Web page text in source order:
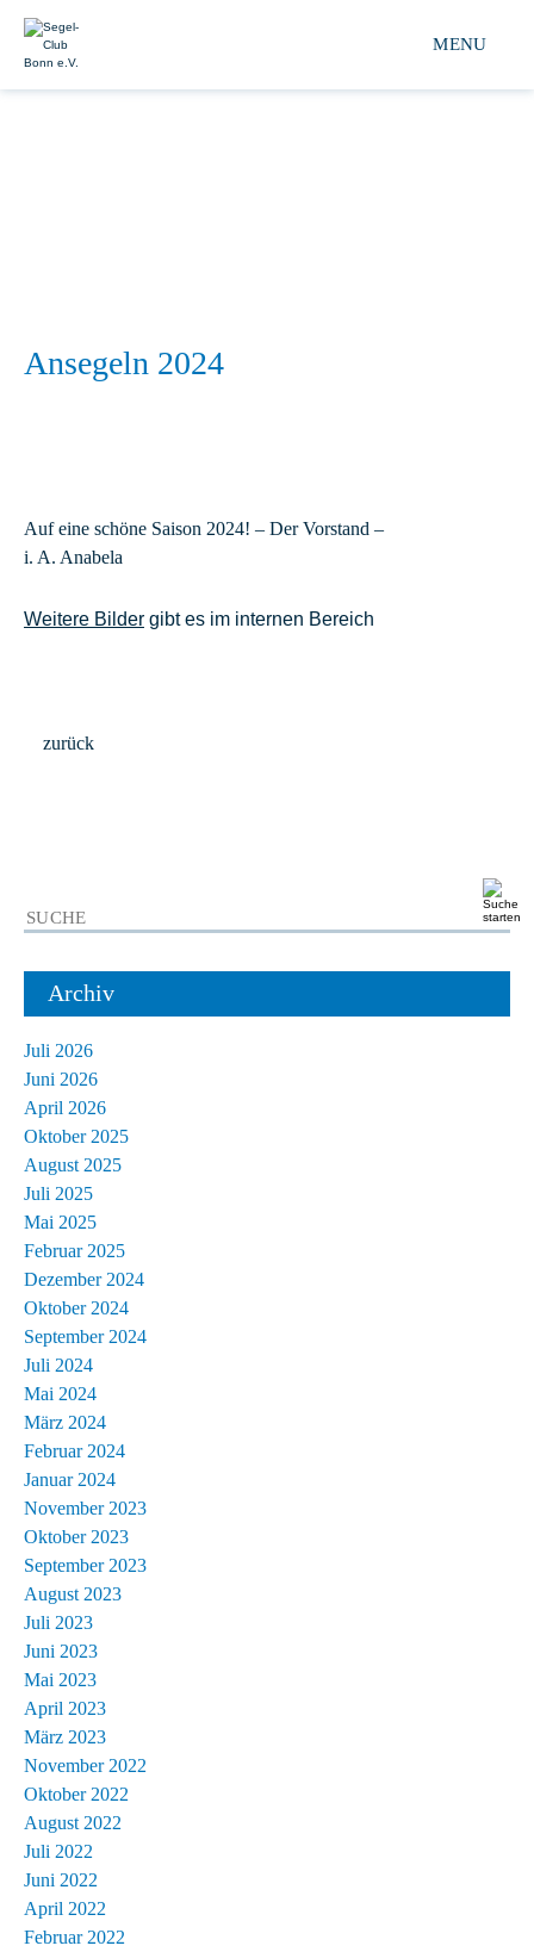
Segel-club Bonn
MENU
Ansegeln 2024
Auf eine schöne Saison 2024! – Der Vorstand –
i. A. Anabela
Weitere Bilder gibt es im internen Bereich
zurück
Archiv
Juli 2026
Juni 2026
April 2026
Oktober 2025
August 2025
Juli 2025
Mai 2025
Februar 2025
Dezember 2024
Oktober 2024
September 2024
Juli 2024
Mai 2024
März 2024
Februar 2024
Januar 2024
November 2023
Oktober 2023
September 2023
August 2023
Juli 2023
Juni 2023
Mai 2023
April 2023
März 2023
November 2022
Oktober 2022
August 2022
Juli 2022
Juni 2022
April 2022
Februar 2022